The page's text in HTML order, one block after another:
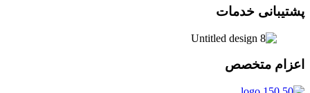
پشتیبانی خدمات
اعزام متخصص